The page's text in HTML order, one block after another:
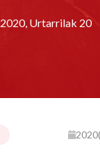
2020, Urtarrilak 20